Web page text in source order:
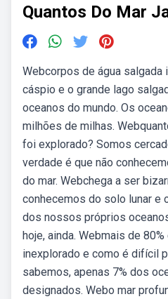
Quantos Do Mar
Webcorpos de água salgada
cáspio e o grande lago
oceanos do mundo. Os
milhões de milhas.
foi explorado? Somos
verdade é que não
do mar. Webchega a ser
conhecemos do solo lunar e
dos nossos próprios
hoje, ainda. Webmais de
inexplorado e como é difícil
sabemos, apenas 7% dos
designados. Webo mar